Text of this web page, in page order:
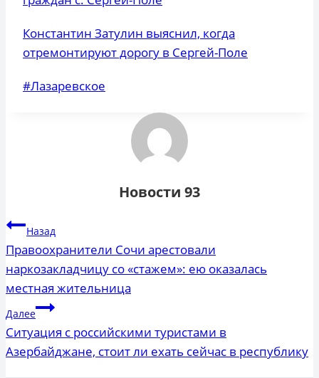
Константин Затулин выяснил, когда
отремонтируют дорогу в Сергей-Поле
Метки
#Лазаревское
Новости 93
Навигация
по
записям
Назад
Правоохранители Сочи арестовали
наркозакладчицу со «стажем»: ею оказалась
местная жительница
Далее
Ситуация с российскими туристами в
Азербайджане, стоит ли ехать сейчас в республику